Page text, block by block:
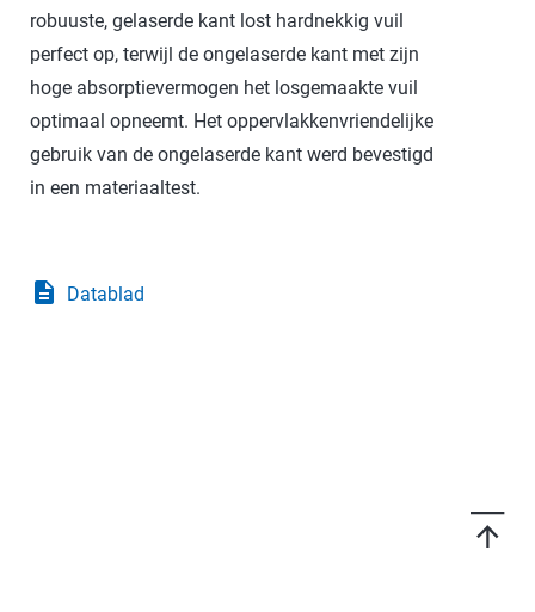
robuuste, gelaserde kant lost hardnekkig vuil
perfect op, terwijl de ongelaserde kant met zijn
hoge absorptievermogen het losgemaakte vuil
optimaal opneemt. Het oppervlakkenvriendelijke
gebruik van de ongelaserde kant werd bevestigd
in een materiaaltest.
description Datablad